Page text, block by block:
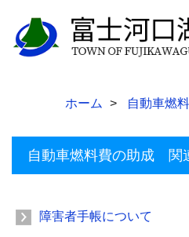
ホーム 自動車燃
自動車燃料費の助成 関
障害者手帳について